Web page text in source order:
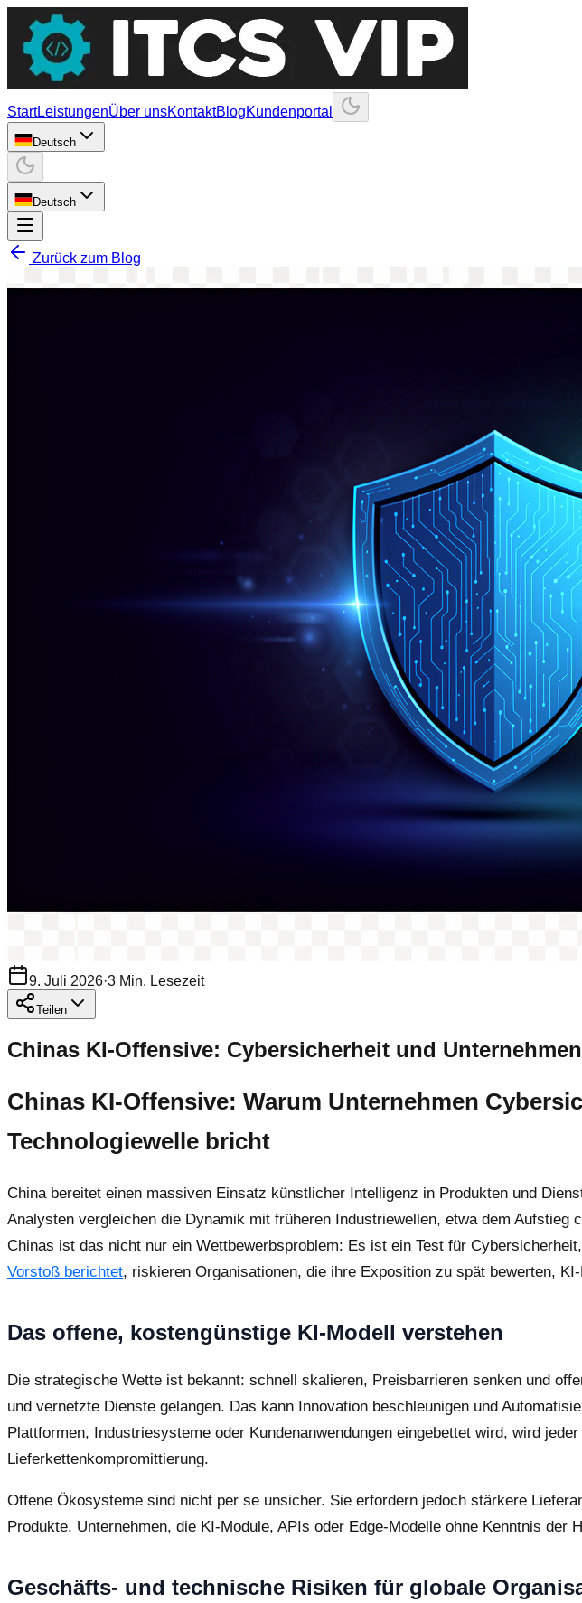
StartLeistungenÜber unsKontaktBlogKundenportal
Deutsch
Deutsch
Zurück zum Blog
9. Juli 2026·3 Min. Lesezeit
Teilen
Chinas KI-Offensive: Cybersicherheit und
Chinas KI-Offensive: Warum Unternehmen
Technologiewelle bricht
China bereitet einen massiven Einsatz künstlicher Intelligenz in Produkten und
Analysten vergleichen die Dynamik mit früheren Industriewellen, etwa dem
Chinas ist das nicht nur ein Wettbewerbsproblem: Es ist ein Test für
Vorstoß berichtet, riskieren Organisationen, die ihre Exposition zu spät bewerten,
Das offene, kostengünstige KI-Modell verstehen
Die strategische Wette ist bekannt: schnell skalieren, Preisbarrieren senken und
und vernetzte Dienste gelangen. Das kann Innovation beschleunigen und
Plattformen, Industriesysteme oder Kundenanwendungen eingebettet wird, wird
Lieferkettenkompromittierung.
Offene Ökosysteme sind nicht per se unsicher. Sie erfordern jedoch stärkere
Produkte. Unternehmen, die KI-Module, APIs oder Edge-Modelle ohne Kenntnis
Geschäfts- und technische Risiken für globale